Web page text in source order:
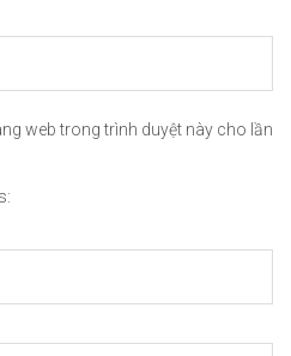
web trong trình duyệt này cho lần